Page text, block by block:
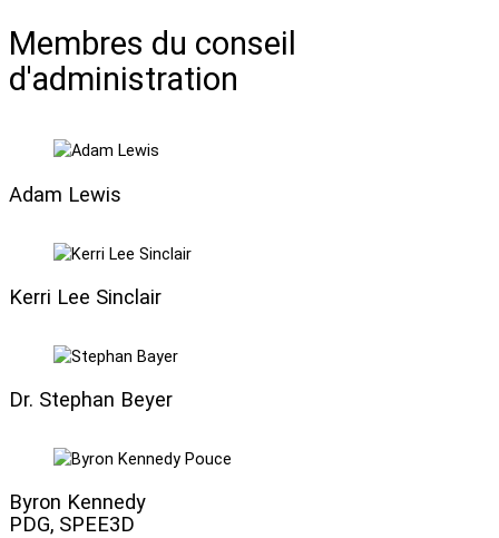
Membres du conseil
d'administration
Adam Lewis
Kerri Lee Sinclair
Dr. Stephan Beyer
Byron Kennedy
PDG, SPEE3D